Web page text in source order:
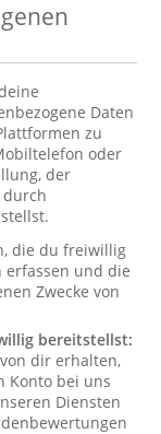
Daten
zu
oder
der
durch
die du freiwillig
erfassen und die
Zwecke von
bereitstellst:
dir erhalten,
Konto bei uns
Diensten